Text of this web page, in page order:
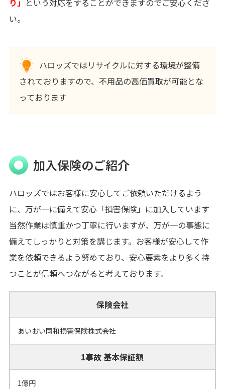
り」 という対応をすることができますのでご安心くださ
い。
ハロッズではリサイクルに対する環境が整備
されておりますので、不用品の高価買取が可能とな
っております
加入保険のご紹介
ハロッズではお客様に安心してご依頼いただけるよう
に、万が一に備えて安心「損害保険」に加入しています
当然作業は慎重かつ丁寧に行いますが、万が一の事態に
備えてしっかりと対策を講じます。お客様が安心して作
業を依頼できるよう努めており、安心要素をより多く持
つことが信頼へつながると考えております。
保険会社
あいおい同和損害保険株式会社
1事故 基本保証額
1億円